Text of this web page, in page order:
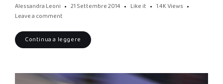
Alessandra Leoni 21 Settembre 2014 Like it 1.4K Views
Leave a comment
Continua a leggere